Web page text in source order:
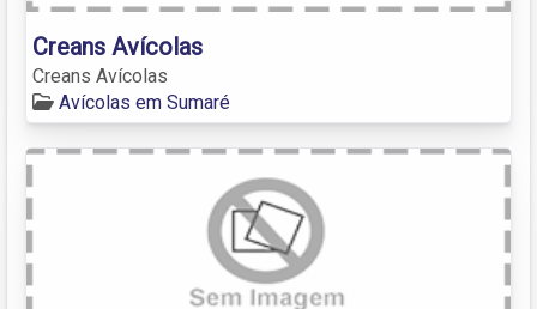
Creans Avícolas
Creans Avícolas
Avícolas em Sumaré